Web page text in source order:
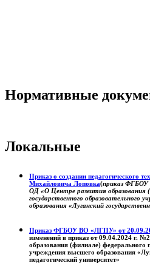
Нормативные
Локальные
Приказ о создании педагогического
Михайловича Лоповка(приказ
ОД «О Центре развития образования
государственного образовательного
образования «Луганский
Приказ ФГБОУ ВО «ЛГПУ» от
изменений в приказ от 09.04.2024 г.
образования (филиале) федерального
учреждения высшего образования
педагогический университет»